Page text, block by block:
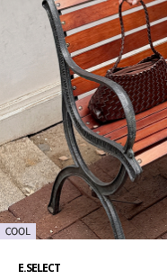
베스트
세트할인 ~30%
하객룩
살안타템
110사이즈
E.SELECT